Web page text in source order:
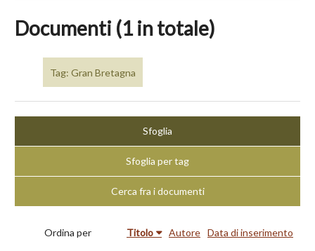
Documenti (1 in totale)
Tag: Gran Bretagna
Sfoglia
Sfoglia per tag
Cerca fra i documenti
Ordina per Titolo Autore Data di inserimento